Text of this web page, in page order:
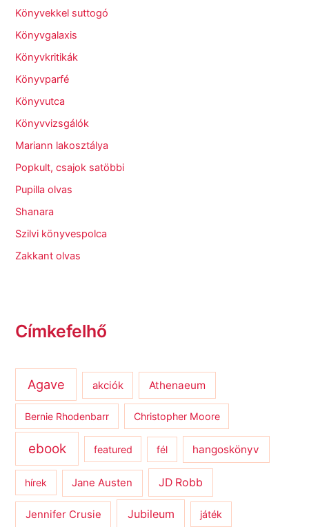
Könyvekkel suttogó
Könyvgalaxis
Könyvkritikák
Könyvparfé
Könyvutca
Könyvvizsgálók
Mariann lakosztálya
Popkult, csajok satöbbi
Pupilla olvas
Shanara
Szilvi könyvespolca
Zakkant olvas
Címkefelhő
Agave akciók Athenaeum
Bernie Rhodenbarr Christopher Moore
ebook featured fél hangoskönyv
hírek Jane Austen JD Robb
Jennifer Crusie Jubileum játék